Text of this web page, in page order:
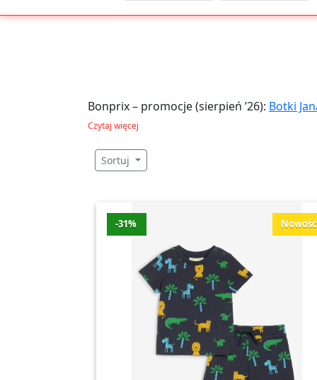
Bonprix – promocje (sierpień ’26): Botki
Komplet garniturowy z wiskozą szt.)
Bonprix Nieprzemakalna kurtka zimowa
Nasza strona oferuje szeroki wybór
dla siebie, niezależnie od swojego stylu i
outfity na co dzień. Dobrze znane marki
W sklepie internetowym Bonprix
odzież znajdują się ubrania dla kobiet,
czy spodnie ułatwiają wyszukiwanie
Bogaty wybór obuwia sprawi, że każdy
trampki – wszystko to oraz wiele więcej
Czytaj więcej
Sortuj
Nowość
-31%